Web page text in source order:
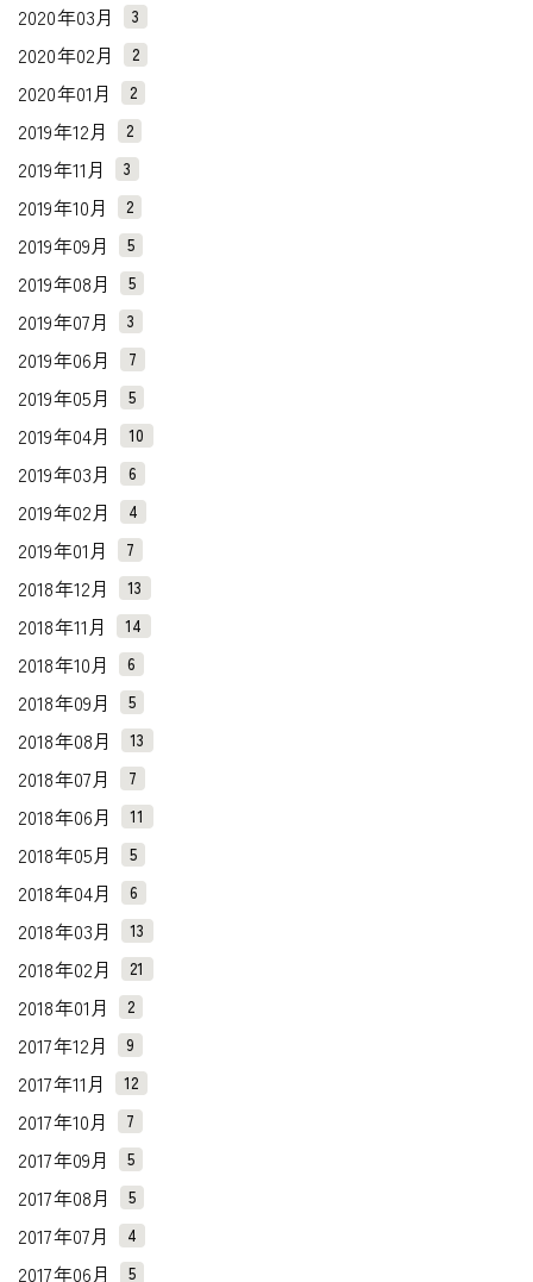
2020年03月 3
2020年02月 2
2020年01月 2
2019年12月 2
2019年11月 3
2019年10月 2
2019年09月 5
2019年08月 5
2019年07月 3
2019年06月 7
2019年05月 5
2019年04月 10
2019年03月 6
2019年02月 4
2019年01月 7
2018年12月 13
2018年11月 14
2018年10月 6
2018年09月 5
2018年08月 13
2018年07月 7
2018年06月 11
2018年05月 5
2018年04月 6
2018年03月 13
2018年02月 21
2018年01月 2
2017年12月 9
2017年11月 12
2017年10月 7
2017年09月 5
2017年08月 5
2017年07月 4
2017年06月 5